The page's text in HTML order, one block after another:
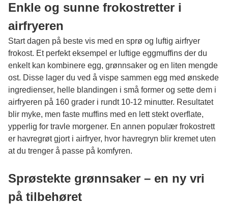
Enkle og sunne frokostretter i
airfryeren
Start dagen på beste vis med en sprø og luftig airfryer
frokost. Et perfekt eksempel er luftige eggmuffins der du
enkelt kan kombinere egg, grønnsaker og en liten mengde
ost. Disse lager du ved å vispe sammen egg med ønskede
ingredienser, helle blandingen i små former og sette dem i
airfryeren på 160 grader i rundt 10-12 minutter. Resultatet
blir myke, men faste muffins med en lett stekt overflate,
ypperlig for travle morgener. En annen populær frokostrett
er havregrøt gjort i airfryer, hvor havregryn blir kremet uten
at du trenger å passe på komfyren.
Sprøstekte grønnsaker – en ny vri
på tilbehøret